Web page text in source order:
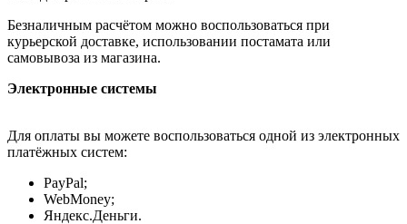
Безналичным расчётом можно воспользоваться при
курьерской доставке, использовании постамата или
самовывоза из магазина.
Электронные системы
Для оплаты вы можете воспользоваться одной из электронных
платёжных систем:
PayPal;
WebMoney;
Яндекс.Деньги.